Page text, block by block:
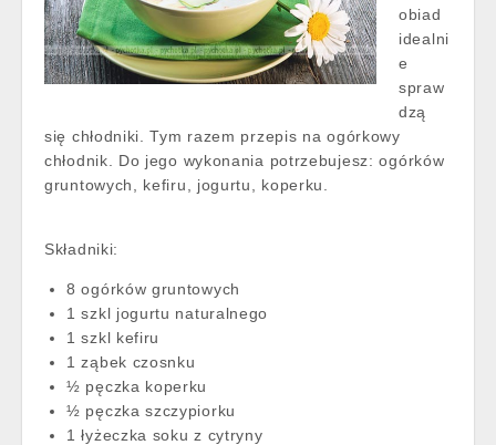
obiad
idealni
e
spraw
dzą
się chłodniki. Tym razem przepis na ogórkowy
chłodnik. Do jego wykonania potrzebujesz: ogórków
gruntowych, kefiru, jogurtu, koperku.
Składniki:
8 ogórków gruntowych
1 szkl jogurtu naturalnego
1 szkl kefiru
1 ząbek czosnku
½ pęczka koperku
½ pęczka szczypiorku
1 łyżeczka soku z cytryny